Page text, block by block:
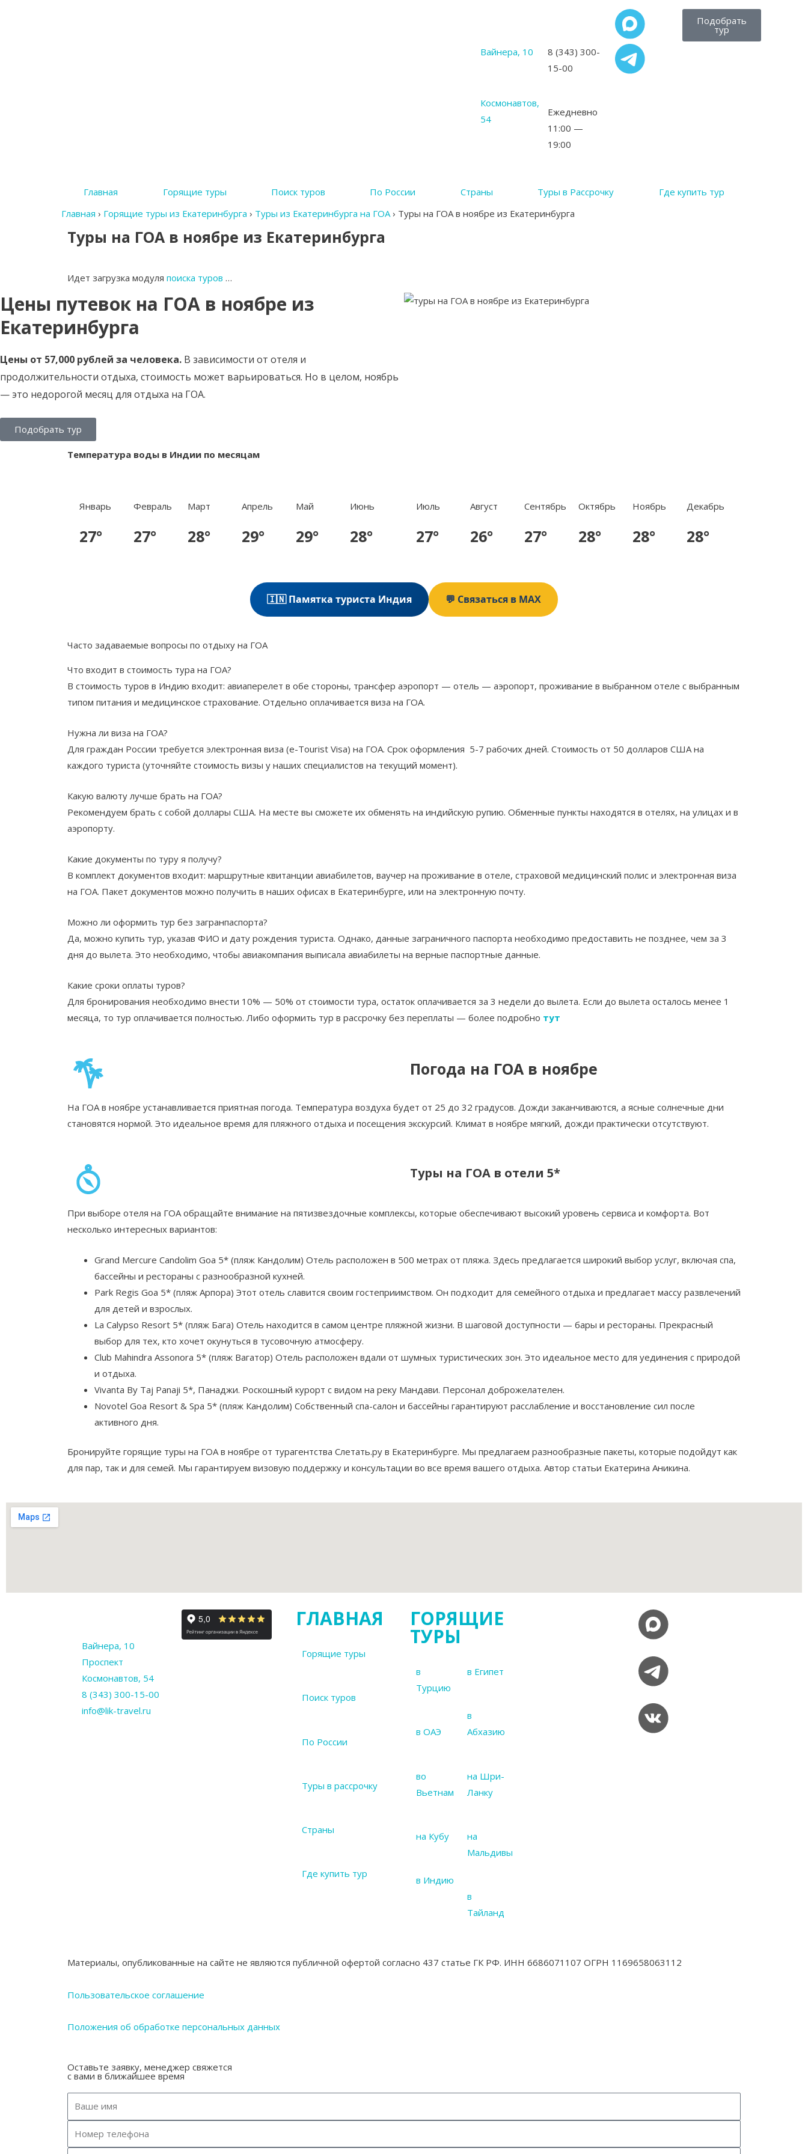
Вайнера, 10
Космонавтов,
54
8 (343) 300-
15-00
Ежедневно
11:00 —
19:00
Подобрать
тур
Главная Горящие туры Поиск туров По России Страны Туры в Рассрочку
Где купить тур
Главная › Горящие туры из Екатеринбурга › Туры из Екатеринбурга на ГОА › Туры на ГОА в ноябре из Екатеринбурга
Туры на ГОА в ноябре из Екатеринбурга
Идет загрузка модуля поиска туров …
Цены путевок на ГОА в ноябре из
Екатеринбурга
Цены от 57,000 рублей за человека. В зависимости от отеля и
продолжительности отдыха, стоимость может варьироваться. Но в целом, ноябрь
— это недорогой месяц для отдыха на ГОА.
Подобрать тур
Температура воды в Индии по месяцам
Январь
27°
Февраль
27°
Март
28°
Апрель
29°
Май
29°
Июнь
28°
Июль
27°
Август
26°
Сентябрь
27°
Октябрь
28°
Ноябрь
28°
Декабрь
28°
🇮🇳 Памятка туриста Индия 💬 Связаться в MAX
Часто задаваемые вопросы по отдыху на ГОА
Что входит в стоимость тура на ГОА?
В стоимость туров в Индию входит: авиаперелет в обе стороны, трансфер аэропорт — отель — аэропорт, проживание в выбранном отеле с выбранным
типом питания и медицинское страхование. Отдельно оплачивается виза на ГОА.
Нужна ли виза на ГОА?
Для граждан России требуется электронная виза (e-Tourist Visa) на ГОА. Срок оформления 5-7 рабочих дней. Стоимость от 50 долларов США на
каждого туриста (уточняйте стоимость визы у наших специалистов на текущий момент).
Какую валюту лучше брать на ГОА?
Рекомендуем брать с собой доллары США. На месте вы сможете их обменять на индийскую рупию. Обменные пункты находятся в отелях, на улицах и в
аэропорту.
Какие документы по туру я получу?
В комплект документов входит: маршрутные квитанции авиабилетов, ваучер на проживание в отеле, страховой медицинский полис и электронная виза
на ГОА. Пакет документов можно получить в наших офисах в Екатеринбурге, или на электронную почту.
Можно ли оформить тур без загранпаспорта?
Да, можно купить тур, указав ФИО и дату рождения туриста. Однако, данные заграничного паспорта необходимо предоставить не позднее, чем за 3
дня до вылета. Это необходимо, чтобы авиакомпания выписала авиабилеты на верные паспортные данные.
Какие сроки оплаты туров?
Для бронирования необходимо внести 10% — 50% от стоимости тура, остаток оплачивается за 3 недели до вылета. Если до вылета осталось менее 1
месяца, то тур оплачивается полностью. Либо оформить тур в рассрочку без переплаты — более подробно тут
Погода на ГОА в ноябре
На ГОА в ноябре устанавливается приятная погода. Температура воздуха будет от 25 до 32 градусов. Дожди заканчиваются, а ясные солнечные дни
становятся нормой. Это идеальное время для пляжного отдыха и посещения экскурсий. Климат в ноябре мягкий, дожди практически отсутствуют.
Туры на ГОА в отели 5*
При выборе отеля на ГОА обращайте внимание на пятизвездочные комплексы, которые обеспечивают высокий уровень сервиса и комфорта. Вот
несколько интересных вариантов:
Grand Mercure Candolim Goa 5* (пляж Кандолим) Отель расположен в 500 метрах от пляжа. Здесь предлагается широкий выбор услуг, включая спа,
бассейны и рестораны с разнообразной кухней.
Park Regis Goa 5* (пляж Арпора) Этот отель славится своим гостеприимством. Он подходит для семейного отдыха и предлагает массу развлечений
для детей и взрослых.
La Calypso Resort 5* (пляж Бага) Отель находится в самом центре пляжной жизни. В шаговой доступности — бары и рестораны. Прекрасный
выбор для тех, кто хочет окунуться в тусовочную атмосферу.
Club Mahindra Assonora 5* (пляж Вагатор) Отель расположен вдали от шумных туристических зон. Это идеальное место для уединения с природой
и отдыха.
Vivanta By Taj Panaji 5*, Панаджи. Роскошный курорт с видом на реку Мандави. Персонал доброжелателен.
Novotel Goa Resort & Spa 5* (пляж Кандолим) Собственный спа-салон и бассейны гарантируют расслабление и восстановление сил после
активного дня.
Бронируйте горящие туры на ГОА в ноябре от турагентства Слетать.ру в Екатеринбурге. Мы предлагаем разнообразные пакеты, которые подойдут как
для пар, так и для семей. Мы гарантируем визовую поддержку и консультации во все время вашего отдыха. Автор статьи Екатерина Аникина.
Вайнера, 10
Проспект
Космонавтов, 54
8 (343) 300-15-00
info@lik-travel.ru
ГЛАВНАЯ
Горящие туры
Поиск туров
По России
Туры в рассрочку
Страны
Где купить тур
ГОРЯЩИЕ
ТУРЫ
в
Турцию
в ОАЭ
во
Вьетнам
на Кубу
в Индию
в Египет
в
Абхазию
на Шри-
Ланку
на
Мальдивы
в
Тайланд
Материалы, опубликованные на сайте не являются публичной офертой согласно 437 статье ГК РФ. ИНН 6686071107 ОГРН 1169658063112
Пользовательское соглашение
Положения об обработке персональных данных
Оставьте заявку, менеджер свяжется
с вами в ближайшее время